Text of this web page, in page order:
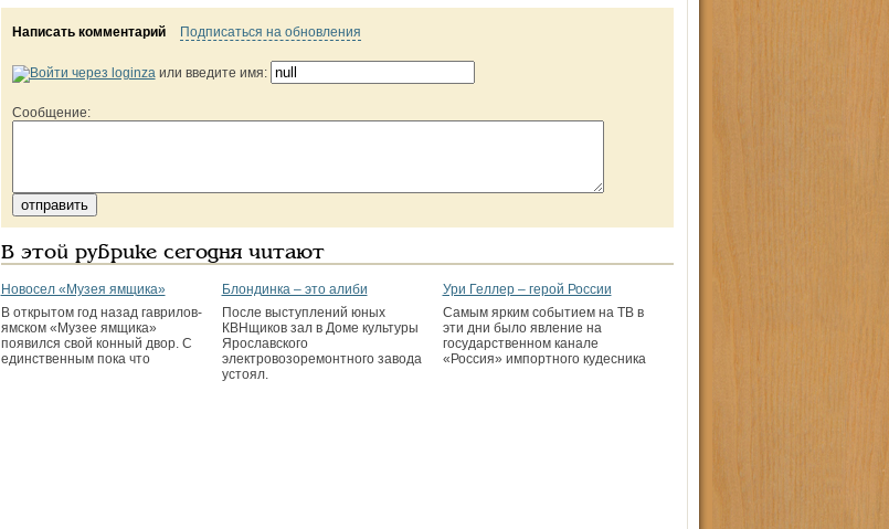
Написать комментарий Подписаться на обновления
или введите имя:
Сообщение:
В этой рубрике сегодня читают
Новосел «Музея ямщика»
В открытом год назад гаврилов­
ямском «Музее ямщика»
появился свой конный двор. С
единственным пока что
Блондинка – это алиби
После выступлений юных
КВНщиков зал в Доме культуры
Ярославского
электровозоремонтного завода
устоял.
Ури Геллер – герой России
Самым ярким событием на ТВ в
эти дни было явление на
государственном канале
«Россия» импортного кудесника